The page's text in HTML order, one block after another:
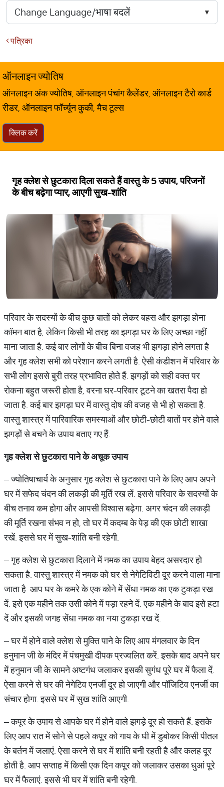
पत्रिका
ऑनलाइन ज्योतिष
ऑनलाइन अंक ज्योतिष, ऑनलाइन पंचांग कैलेंडर, ऑनलाइन टैरो कार्ड
रीडर, ऑनलाइन फॉर्च्यून कुकी, मैच टूल्स
क्लिक करें
गृह क्लेश से छुटकारा दिला सकते हैं वास्तु के 5 उपाय, परिजनों
के बीच बढ़ेगा प्यार, आएगी सुख-शांति
परिवार के सदस्यों के बीच कुछ बातों को लेकर बहस और झगड़ा होना
कॉमन बात है, लेकिन किसी भी तरह का झगड़ा घर के लिए अच्छा नहीं
माना जाता है. कई बार लोगों के बीच बिना वजह भी झगड़ा होने लगता है
और गृह क्लेश सभी को परेशान करने लगती है. ऐसी कंडीशन में परिवार के
सभी लोग इससे बुरी तरह प्रभावित होते हैं. झगड़ों को सही वक्त पर
रोकना बहुत जरूरी होता है, वरना घर-परिवार टूटने का खतरा पैदा हो
जाता है. कई बार झगड़ा घर में वास्तु दोष की वजह से भी हो सकता है.
वास्तु शास्त्र में पारिवारिक समस्याओं और छोटी-छोटी बातों पर होने वाले
झगड़ों से बचने के उपाय बताए गए हैं.
गृह क्लेश से छुटकारा पाने के अचूक उपाय
– ज्योतिषाचार्य के अनुसार गृह क्लेश से छुटकारा पाने के लिए आप अपने
घर में सफेद चंदन की लकड़ी की मूर्ति रख लें. इससे परिवार के सदस्यों के
बीच तनाव कम होगा और आपसी विश्वास बढ़ेगा. अगर चंदन की लकड़ी
की मूर्ति रखना संभव न हो, तो घर में कदम्ब के पेड़ की एक छोटी शाखा
रखें. इससे घर में सुख-शांति बनी रहेगी.
– गृह क्लेश से छुटकारा दिलाने में नमक का उपाय बेहद असरदार हो
सकता है. वास्तु शास्त्र में नमक को घर से नेगेटिविटी दूर करने वाला माना
जाता है. आप घर के कमरे के एक कोने में सेंधा नमक का एक टुकड़ा रख
दें. इसे एक महीने तक उसी कोने में पड़ा रहने दें. एक महीने के बाद इसे हटा
दें और इसकी जगह सेंधा नमक का नया टुकड़ा रख दें.
– घर में होने वाले क्लेश से मुक्ति पाने के लिए आप मंगलवार के दिन
हनुमान जी के मंदिर में पंचमुखी दीपक प्रज्वलित करें. इसके बाद अपने घर
में हनुमान जी के सामने अष्टगंध जलाकर इसकी सुगंध पूरे घर में फैला दें.
ऐसा करने से घर की नेगेटिव एनर्जी दूर हो जाएगी और पॉजिटिव एनर्जी का
संचार होगा. इससे घर में सुख शांति आएगी.
– कपूर के उपाय से आपके घर में होने वाले झगड़े दूर हो सकते हैं. इसके
लिए आप रात में सोने से पहले कपूर को गाय के घी में डुबोकर किसी पीतल
के बर्तन में जलाएं. ऐसा करने से घर में शांति बनी रहती है और कलह दूर
होती है. आप सप्ताह में किसी एक दिन कपूर को जलाकर उसका धुआं पूरे
घर में फैलाएं. इससे भी घर में शांति बनी रहेगी.